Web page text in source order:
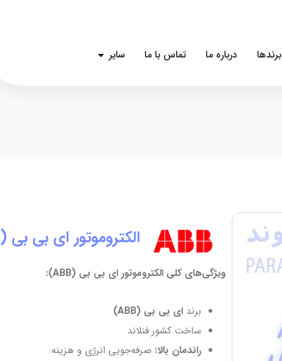
برندها درباره ما تماس با ما سایر
الکتروموتور ای بی بی (ABB)
ویژگی‌های کلی الکتروموتور ای بی بی (ABB):
برند ای بی بی (ABB)
ساخت کشور فنلاند
راندمان بالا: صرفه‌جویی انرژی و هزینه.